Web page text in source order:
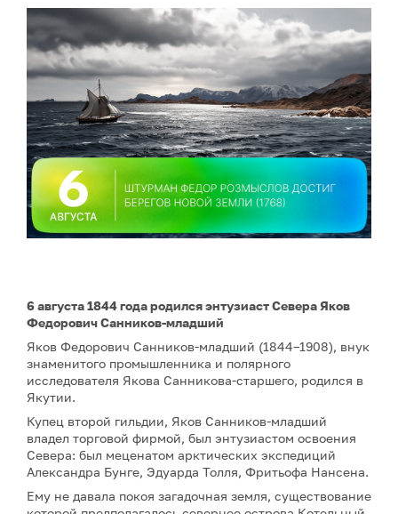
6 августа 1844 года родился энтузиаст Севера Яков
Федорович Санников-младший
Яков Федорович Санников-младший (1844–1908), внук
знаменитого промышленника и полярного
исследователя Якова Санникова-старшего, родился в
Якутии.
Купец второй гильдии, Яков Санников-младший
владел торговой фирмой, был энтузиастом освоения
Севера: был меценатом арктических экспедиций
Александра Бунге, Эдуарда Толля, Фритьофа Нансена.
Ему не давала покоя загадочная земля, существование